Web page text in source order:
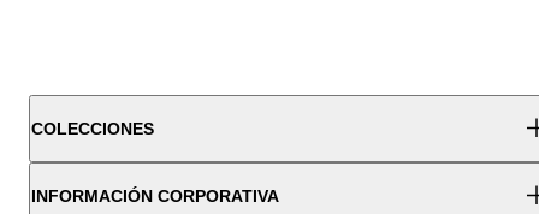
COLECCIONES
INFORMACIÓN CORPORATIVA